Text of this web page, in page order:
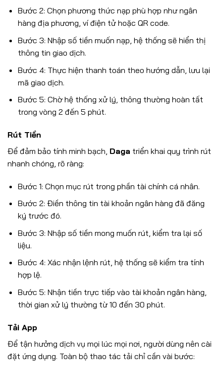
Bước 2: Chọn phương thức nạp phù hợp như ngân
hàng địa phương, ví điện tử hoặc QR code.
Bước 3: Nhập số tiền muốn nạp, hệ thống sẽ hiển thị
thông tin giao dịch.
Bước 4: Thực hiện thanh toán theo hướng dẫn, lưu lại
mã giao dịch.
Bước 5: Chờ hệ thống xử lý, thông thường hoàn tất
trong vòng 2 đến 5 phút.
Rút Tiền
Để đảm bảo tính minh bạch, Daga triển khai quy trình rút
nhanh chóng, rõ ràng:
Bước 1: Chọn mục rút trong phần tài chính cá nhân.
Bước 2: Điền thông tin tài khoản ngân hàng đã đăng
ký trước đó.
Bước 3: Nhập số tiền mong muốn rút, kiểm tra lại số
liệu.
Bước 4: Xác nhận lệnh rút, hệ thống sẽ kiểm tra tính
hợp lệ.
Bước 5: Nhận tiền trực tiếp vào tài khoản ngân hàng,
thời gian xử lý thường từ 10 đến 30 phút.
Tải App
Để tận hưởng dịch vụ mọi lúc mọi nơi, người dùng nên cài
đặt ứng dụng. Toàn bộ thao tác tải chỉ cần vài bước: